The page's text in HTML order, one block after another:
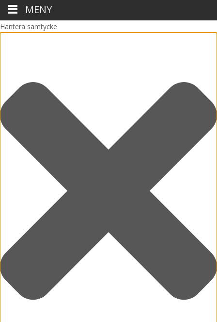
Hantera samtycke
MENY